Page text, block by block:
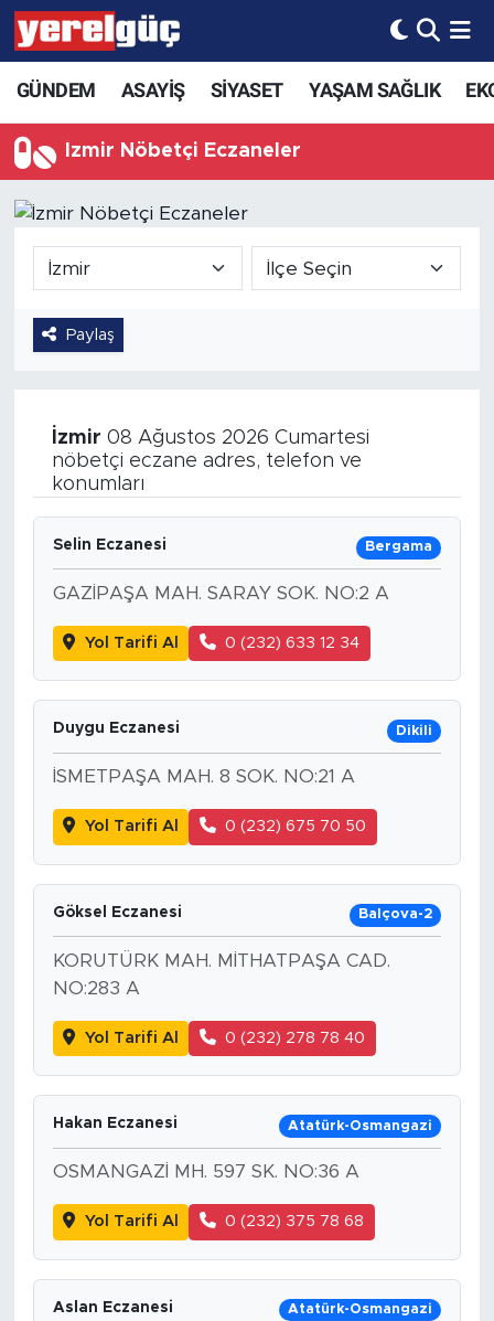
GÜNDEM ASAYİŞ SİYASET YAŞAM SAĞLIK
İzmir Nöbetçi Eczaneler
Paylaş
İzmir 08 Ağustos 2026 Cumartesi
nöbetçi eczane adres, telefon ve
konumları
Selin Eczanesi Bergama
GAZİPAŞA MAH. SARAY SOK. NO:2 A
Yol Tarifi Al 0 (232) 633 12 34
Duygu Eczanesi Dikili
İSMETPAŞA MAH. 8 SOK. NO:21 A
Yol Tarifi Al 0 (232) 675 70 50
Göksel Eczanesi Balçova-2
KORUTÜRK MAH. MİTHATPAŞA CAD.
NO:283 A
Yol Tarifi Al 0 (232) 278 78 40
Hakan Eczanesi Atatürk-Osmangazi
OSMANGAZİ MH. 597 SK. NO:36 A
Yol Tarifi Al 0 (232) 375 78 68
Aslan Eczanesi Atatürk-Osmangazi